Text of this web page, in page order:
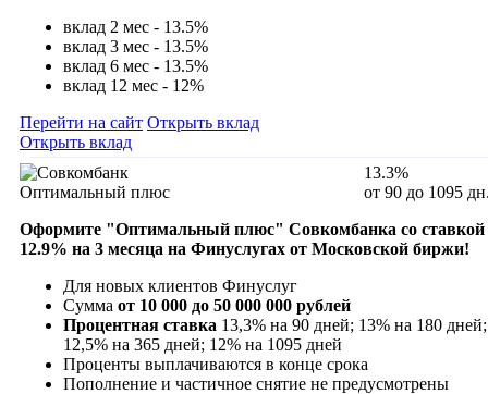
вклад 2 мес - 13.5%
вклад 3 мес - 13.5%
вклад 6 мес - 13.5%
вклад 12 мес - 12%
Перейти на сайт Открыть вклад
Открыть вклад
Оптимальный плюс
13.3%
от 90 до 1095
Оформите "Оптимальный плюс" Совкомбанка со ставкой
12.9% на 3 месяца на Финуслугах от Московской биржи!
Для новых клиентов Финуслуг
Сумма от 10 000 до 50 000 000 рублей
Процентная ставка 13,3% на 90 дней; 13% на 180 дней;
12,5% на 365 дней; 12% на 1095 дней
Проценты выплачиваются в конце срока
Пополнение и частичное снятие не предусмотрены